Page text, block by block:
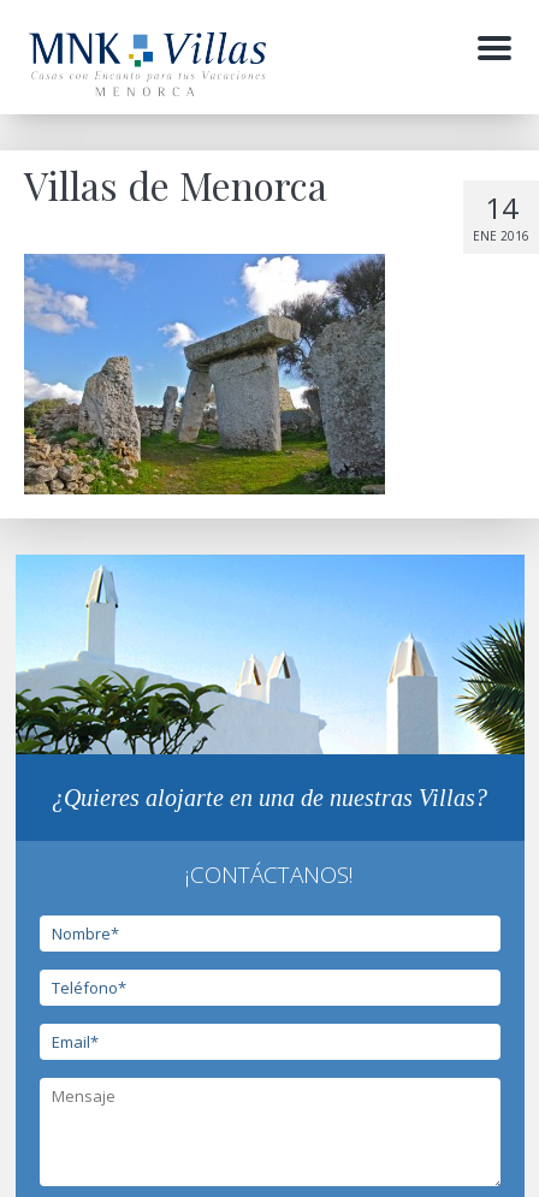
Menu
14
ENE 2016
Villas de Menorca
¿Quieres alojarte en una de nuestras Villas?
¡CONTÁCTANOS!